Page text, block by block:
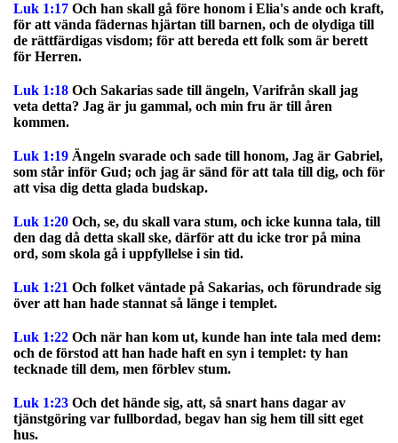
Luk 1:17 Och han skall gå före honom i Elia's ande och kraft,
för att vända fädernas hjärtan till barnen, och de olydiga till
de rättfärdigas visdom; för att bereda ett folk som är berett
för Herren.
Luk 1:18 Och Sakarias sade till ängeln, Varifrån skall jag
veta detta? Jag är ju gammal, och min fru är till åren
kommen.
Luk 1:19 Ängeln svarade och sade till honom, Jag är Gabriel,
som står inför Gud; och jag är sänd för att tala till dig, och för
att visa dig detta glada budskap.
Luk 1:20 Och, se, du skall vara stum, och icke kunna tala, till
den dag då detta skall ske, därför att du icke tror på mina
ord, som skola gå i uppfyllelse i sin tid.
Luk 1:21 Och folket väntade på Sakarias, och förundrade sig
över att han hade stannat så länge i templet.
Luk 1:22 Och när han kom ut, kunde han inte tala med dem:
och de förstod att han hade haft en syn i templet: ty han
tecknade till dem, men förblev stum.
Luk 1:23 Och det hände sig, att, så snart hans dagar av
tjänstgöring var fullbordad, begav han sig hem till sitt eget
hus.